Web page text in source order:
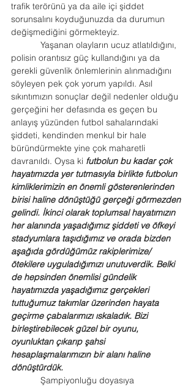
trafik terörünü ya da aile içi şiddet
sorunsalını koyduğunuzda da durumun
değişmediğini görmekteyiz.
Yaşanan olayların ucuz atlatıldığını,
polisin orantısız güç kullandığını ya da
gerekli güvenlik önlemlerinin alınmadığını
söyleyen pek çok yorum yapıldı. Asıl
sıkıntımızın sonuçlar değil nedenler olduğu
gerçeğini her defasında es geçen bu
anlayış yüzünden futbol sahalarındaki
şiddeti, kendinden menkul bir hale
büründürmekte yine çok maharetli
davranıldı. Oysa ki futbolun bu kadar çok
hayatımızda yer tutmasıyla birlikte futbolun
kimliklerimizin en önemli gösterenlerinden
birisi haline dönüştüğü gerçeği görmezden
gelindi. İkinci olarak toplumsal hayatımızın
her alanında yaşadığımız şiddeti ve öfkeyi
stadyumlara taşıdığımız ve orada bizden
aşağıda gördüğümüz rakiplerimize/
ötekilere uyguladığımızı unutuverdik. Belki
de hepsinden önemlisi gündelik
hayatımızda yaşadığımız gerçekleri
tuttuğumuz takımlar üzerinden hayata
geçirme çabalarımızı ıskaladık. Bizi
birleştirebilecek güzel bir oyunu,
oyunluktan çıkarıp şahsi
hesaplaşmalarımızın bir alanı haline
dönüştürdük.
Şampiyonluğu doyasıya